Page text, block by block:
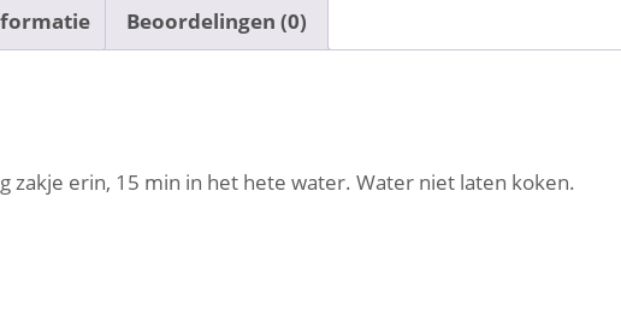
Beoordelingen (0)
zakje erin, 15 min in het hete water. Water niet laten koken.